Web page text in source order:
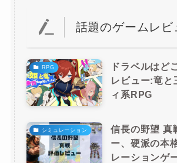
話題のゲームレビ
RPG
ドラベルはど
レビュー:竜と
ィ系RPG
シミュレーション
信長の野望 真
ー、硬派の本
レーションゲ